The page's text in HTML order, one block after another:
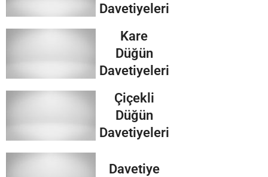
Davetiyeleri
Kare
Düğün
Davetiyeleri
Çiçekli
Düğün
Davetiyeleri
Davetiye